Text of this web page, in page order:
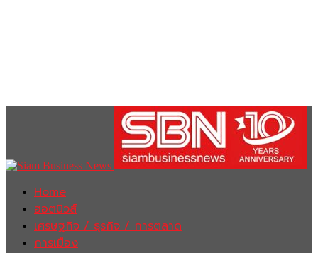
Home
ฮอตนิวส์
เศรษฐกิจ / ธุรกิจ / การตลาด
การเมือง